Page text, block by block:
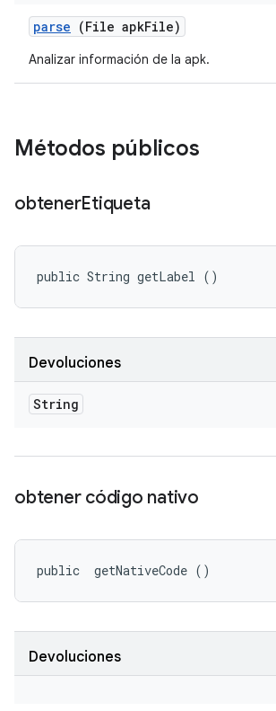
parse (File apkFile)
Analizar información de la apk.
Métodos públicos
obtenerEtiqueta
public String getLabel ()
Devoluciones
String
obtener código nativo
public getNativeCode ()
Devoluciones